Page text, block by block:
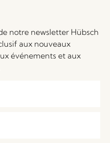
notre newsletter Hübsch
aux nouveaux
événements et aux